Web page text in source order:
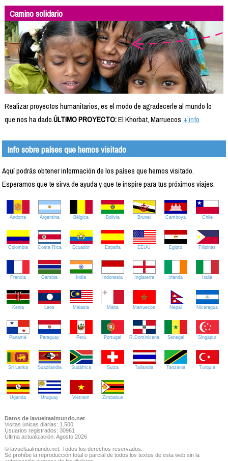
Camino solidario
Realizar proyectos humanitarios, es el modo de agradecerle al mundo lo
que nos ha dado.ÚLTIMO PROYECTO:El Khorbat, Marruecos + info
Info sobre países que hemos visitado
Aquí podrás obtener información de los países que hemos visitado.
Esperamos que te sirva de ayuda y que te inspire para tus próximos viajes.
Andorra Argentina Bélgica Bolivia Brunei Camboya Chile
Colombia Costa Rica Ecuador España EEUU Egipto Filipinas
Francia Gambia India Indonesia Inglaterra Irlanda Italia
Kenia Laos Malasia Malta Marruecos Nepal Nicaragua
Panamá Paraguay Perú Portugal R.Dominicana Senegal Singapur
Sri Lanka Suazilandia Sudáfrica Suiza Tailandia Tanzania Turquía
Uganda Uruguay Vietnam Zimbabue
Datos de lavueltaalmundo.net
Visitas únicas diarias: 1.500
Usuarios registrados: 30961
Última actualización: Agosto 2026
© lavueltaalmundo.net. Todos los derechos reservados.
Se prohíbe la reproducción total o parcial de todos los textos de esta web sin la